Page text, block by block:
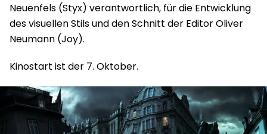
Neuenfels (Styx) verantwortlich, für die Entwicklung
des visuellen Stils und den Schnitt der Editor Oliver
Neumann (Joy).
Kinostart ist der 7. Oktober.